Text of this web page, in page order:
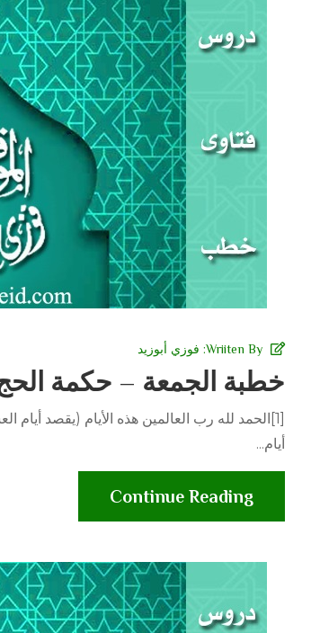
Wriiten By: فوزي أبوزيد
خطبة الجمعة – حكمة الحج
[1]الحمد لله رب العالمين هذه الأيام (يقصد
أيام...
Continue Reading